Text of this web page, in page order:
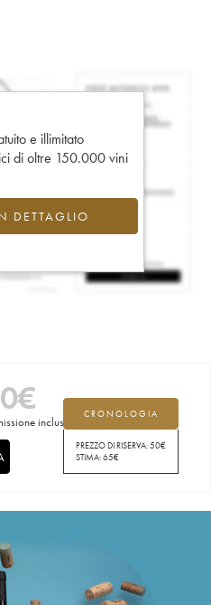
e illimitato
di oltre 150.000 vini
DETTAGLIO
€
inclusa
CRONOLOGIA
PREZZO DI RISERVA:50€
STIMA:65€